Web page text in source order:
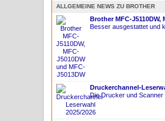
ALLGEMEINE NEWS ZU BROTHER
Brother MFC-J5110DW,
Besser ausgestattet und
Druckerchannel-
Die Drucker und